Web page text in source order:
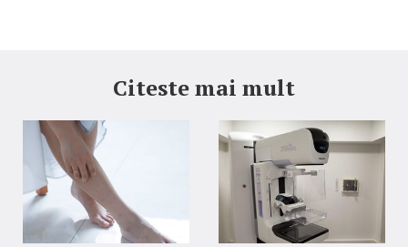
Citeste mai mult